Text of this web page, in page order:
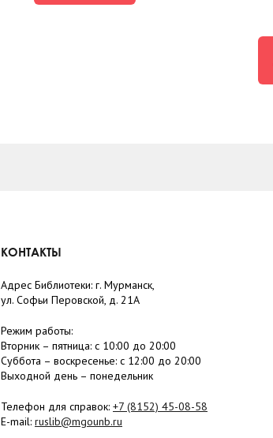
КОНТАКТЫ
Адрес Библиотеки: г. Мурманск,
ул. Софьи Перовской, д. 21А
Режим работы:
Вторник – пятница: с 10:00 до 20:00
Суббота – воскресенье: c 12:00 до 20:00
Выходной день – понедельник
Телефон для справок: +7 (8152) 45-08-58
E-mail: ruslib@mgounb.ru